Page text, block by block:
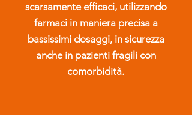
scarsamente efficaci, utilizzando
farmaci in maniera precisa a
bassissimi dosaggi, in sicurezza
anche in pazienti fragili con
comorbidità.